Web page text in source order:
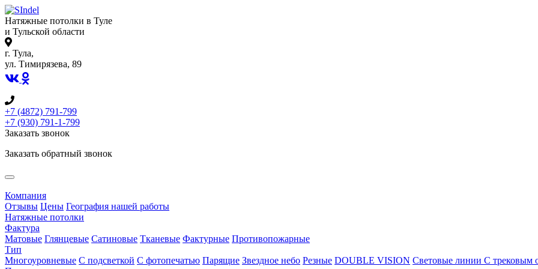
Натяжные потолки в Туле
и Тульской области
г. Тула,
ул. Тимирязева, 89
+7 (4872) 791-799
+7 (930) 791-1-799
Заказать звонок
Заказать обратный звонок
Компания
Отзывы Цены География нашей работы
Натяжные потолки
Фактура
Матовые Глянцевые Сатиновые Тканевые Фактурные Противопожарные
Тип
Многоуровневые С подсветкой С фотопечатью Парящие Звездное небо Резные DOUBLE VISION Cветовые линии С трековым